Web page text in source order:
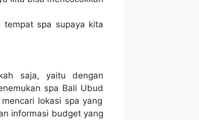
tempat spa supaya kita
saja, yaitu dengan
spa Bali Ubud
lokasi spa yang
informasi budget yang